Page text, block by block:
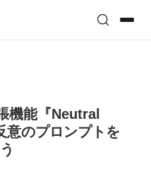
機能『Neutral
意のプロンプトを